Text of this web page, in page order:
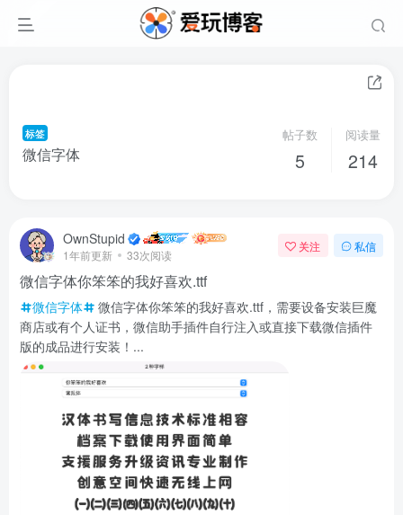
标签
微信字体
帖子数
5
阅读量
214
OwnStupid
1年前更新 33次阅读
关注 私信
微信字体你笨笨的我好喜欢.ttf
微信字体
微信字体你笨笨的我好喜欢.ttf，需要设备安装巨魔
商店或有个人证书，微信助手插件自行注入或直接下载微信插件
版的成品进行安装！...